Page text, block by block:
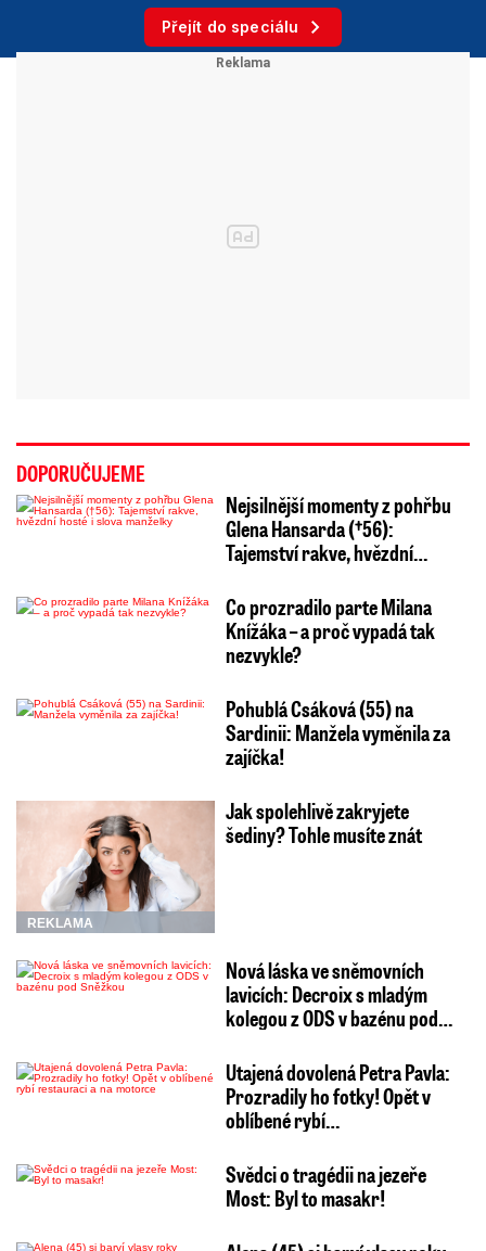
Přejít do speciálu
DOPORUČUJEME
Nejsilnější momenty z pohřbu
Glena Hansarda (†56):
Tajemství rakve, hvězdní…
Co prozradilo parte Milana
Knížáka – a proč vypadá tak
nezvykle?
Pohublá Csáková (55) na
Sardinii: Manžela vyměnila za
zajíčka!
REKLAMA
Jak spolehlivě zakryjete
šediny? Tohle musíte znát
Nová láska ve sněmovních
lavicích: Decroix s mladým
kolegou z ODS v bazénu pod…
Utajená dovolená Petra Pavla:
Prozradily ho fotky! Opět v
oblíbené rybí…
Svědci o tragédii na jezeře
Most: Byl to masakr!